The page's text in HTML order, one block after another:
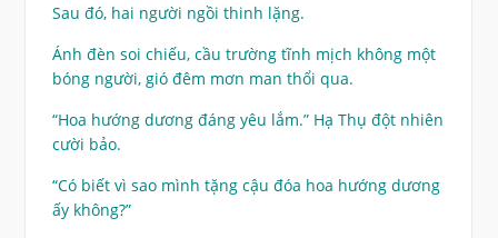
Sau đó, hai người ngồi thinh lặng.
Ánh đèn soi chiếu, cầu trường tĩnh mịch không một
bóng người, gió đêm mơn man thổi qua.
“Hoa hướng dương đáng yêu lắm.” Hạ Thụ đột nhiên
cười bảo.
“Có biết vì sao mình tặng cậu đóa hoa hướng dương
ấy không?”